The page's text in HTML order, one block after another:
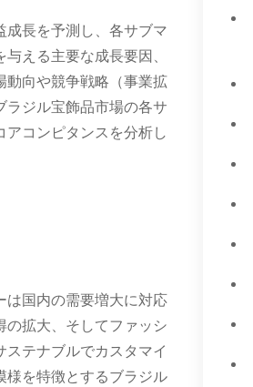
成長を予測し、各サブマ
える主要な成長要因、
動向や競争戦略（事業拡
ラジル宝飾品市場の各サ
コンピタンスを分析し
は国内の需要増大に対応
の拡大、そしてファッシ
テナブルでカスタマイ
様を特徴とするブラジル